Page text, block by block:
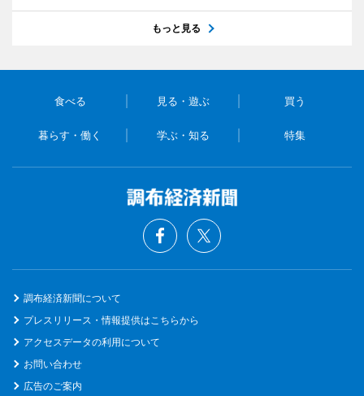
もっと見る
食べる 見る・遊ぶ 買う
暮らす・働く 学ぶ・知る 特集
調布経済新聞について
プレスリリース・情報提供はこちらから
アクセスデータの利用について
お問い合わせ
広告のご案内